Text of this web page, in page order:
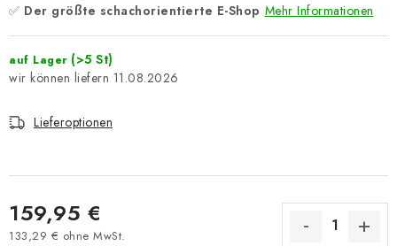
✅ Der größte schachorientierte E-Shop Mehr Informationen
auf Lager (>5 St)
11.08.2026
Lieferoptionen
159,95 €
133,29 € ohne MwSt.